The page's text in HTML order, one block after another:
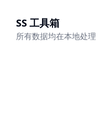
SS 工具箱
所有数据均在本地处理